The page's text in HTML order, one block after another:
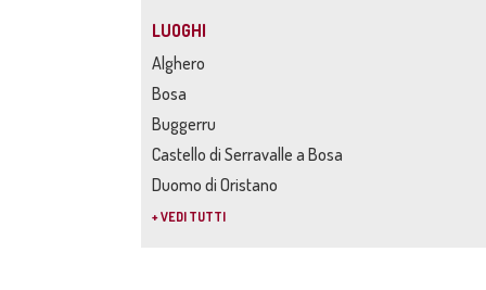
LUOGHI
Alghero
Bosa
Buggerru
Castello di Serravalle a Bosa
Duomo di Oristano
+ VEDI TUTTI